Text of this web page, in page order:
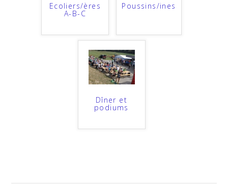
Ecoliers/ères
A-B-C
Poussins/ines
Dîner et
podiums